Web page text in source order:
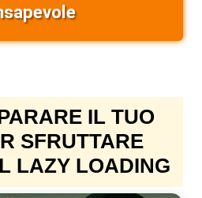
IL TUO
SFRUTTARE
LAZY LOADING